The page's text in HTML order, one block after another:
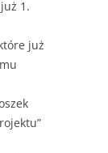
1.
już